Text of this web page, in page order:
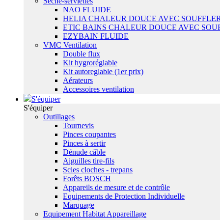
NAO FLUIDE
HELIA CHALEUR DOUCE AVEC
ETIC BAINS CHALEUR DOUCE AVEC
EZYBAIN FLUIDE
VMC Ventilation
Double flux
Kit hygroréglable
Kit autoreglable (1er prix)
Aérateurs
Accessoires ventilation
S'équiper
S'équiper
Outillages
Tournevis
Pinces coupantes
Pinces à sertir
Dénude câble
Aiguilles tire-fils
Scies cloches - trepans
Forêts BOSCH
Appareils de mesure et de contrôle
Equipements de Protection Individuelle
Marquage
Equipement Habitat Appareillage